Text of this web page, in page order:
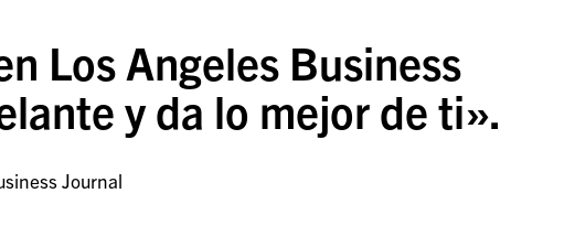
Los Angeles Business
y da lo mejor de ti».
Journal